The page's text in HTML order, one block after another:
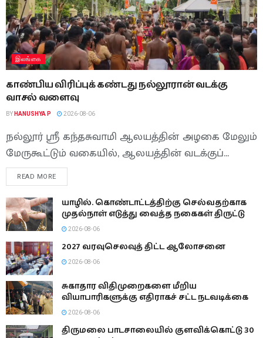
இலங்கை
காண்பிய விரிப்புக் கண்டது நல்லூரான் வடக்கு
வாசல் வளைவு
BY HANUSHYA P 2026-08-06
நல்லூர் ஶ்ரீ கந்தசுவாமி ஆலயத்தின் அழகை மேலும்
மேருகூட்டும் வகையில், ஆலயத்தின் வடக்குப்...
READ MORE
யாழில். கொண்டாட்டத்திற்கு செல்வதற்காக
முதல்நாள் எடுத்து வைத்த நகைகள் திருட்டு
2026-08-06
2027 வரவுசெலவுத் திட்ட ஆலோசனை
2026-08-06
சுகாதார விதிமுறைகளை மீறிய
வியாபாரிகளுக்கு எதிராகச் சட்ட நடவடிக்கை
2026-08-06
திருமலை பாடசாலையில் குளவிக்கொட்டு 30